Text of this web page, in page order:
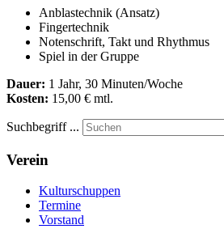
Anblastechnik (Ansatz)
Fingertechnik
Notenschrift, Takt und Rhythmus
Spiel in der Gruppe
Dauer: 1 Jahr, 30 Minuten/Woche
Kosten: 15,00 € mtl.
Suchbegriff ...
Verein
Kulturschuppen
Termine
Vorstand